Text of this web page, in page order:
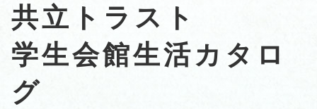
共立トラスト
学生会館生活カタロ
グ